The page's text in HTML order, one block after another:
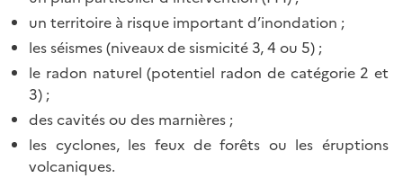
un territoire à risque important d’inondation ;
les séismes (niveaux de sismicité 3, 4 ou 5) ;
le radon naturel (potentiel radon de catégorie 2 et
3) ;
des cavités ou des marnières ;
les cyclones, les feux de forêts ou les éruptions
volcaniques.